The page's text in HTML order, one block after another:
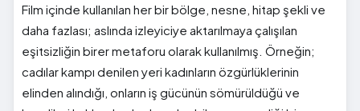
Film içinde kullanılan her bir bölge, nesne, hitap şekli ve
daha fazlası; aslında izleyiciye aktarılmaya çalışılan
eşitsizliğin birer metaforu olarak kullanılmış. Örneğin;
cadılar kampı denilen yeri kadınların özgürlüklerinin
elinden alındığı, onların iş gücünün sömürüldüğü ve